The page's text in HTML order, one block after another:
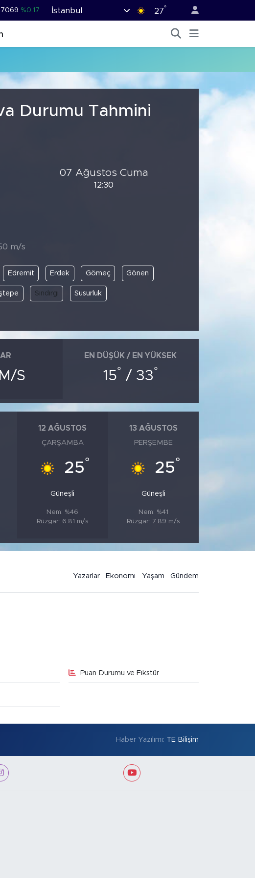
%0.17
%0.02
13.887 %64
İstanbul 27°
Durumu Tahmini
07 Ağustos Cuma
12:30
m/s
Edremit Erdek Gömeç Gönen
Sındırgı Susurluk
S
EN DÜŞÜK / EN YÜKSEK
15° / 33°
12 AĞUSTOS
ÇARŞAMBA
25°
Güneşli
Nem: %46
Rüzgar: 6.81 m/s
13 AĞUSTOS
PERŞEMBE
25°
Güneşli
Nem: %41
Rüzgar: 7.89 m/s
Yazarlar Ekonomi Yaşam Gündem
Puan Durumu ve Fikstür
Haber Yazılımı: TE Bilişim